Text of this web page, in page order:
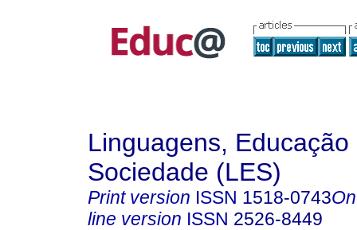
Linguagens, Educação
Sociedade (LES)
Print version ISSN 1518-0743
line version ISSN 2526-8449